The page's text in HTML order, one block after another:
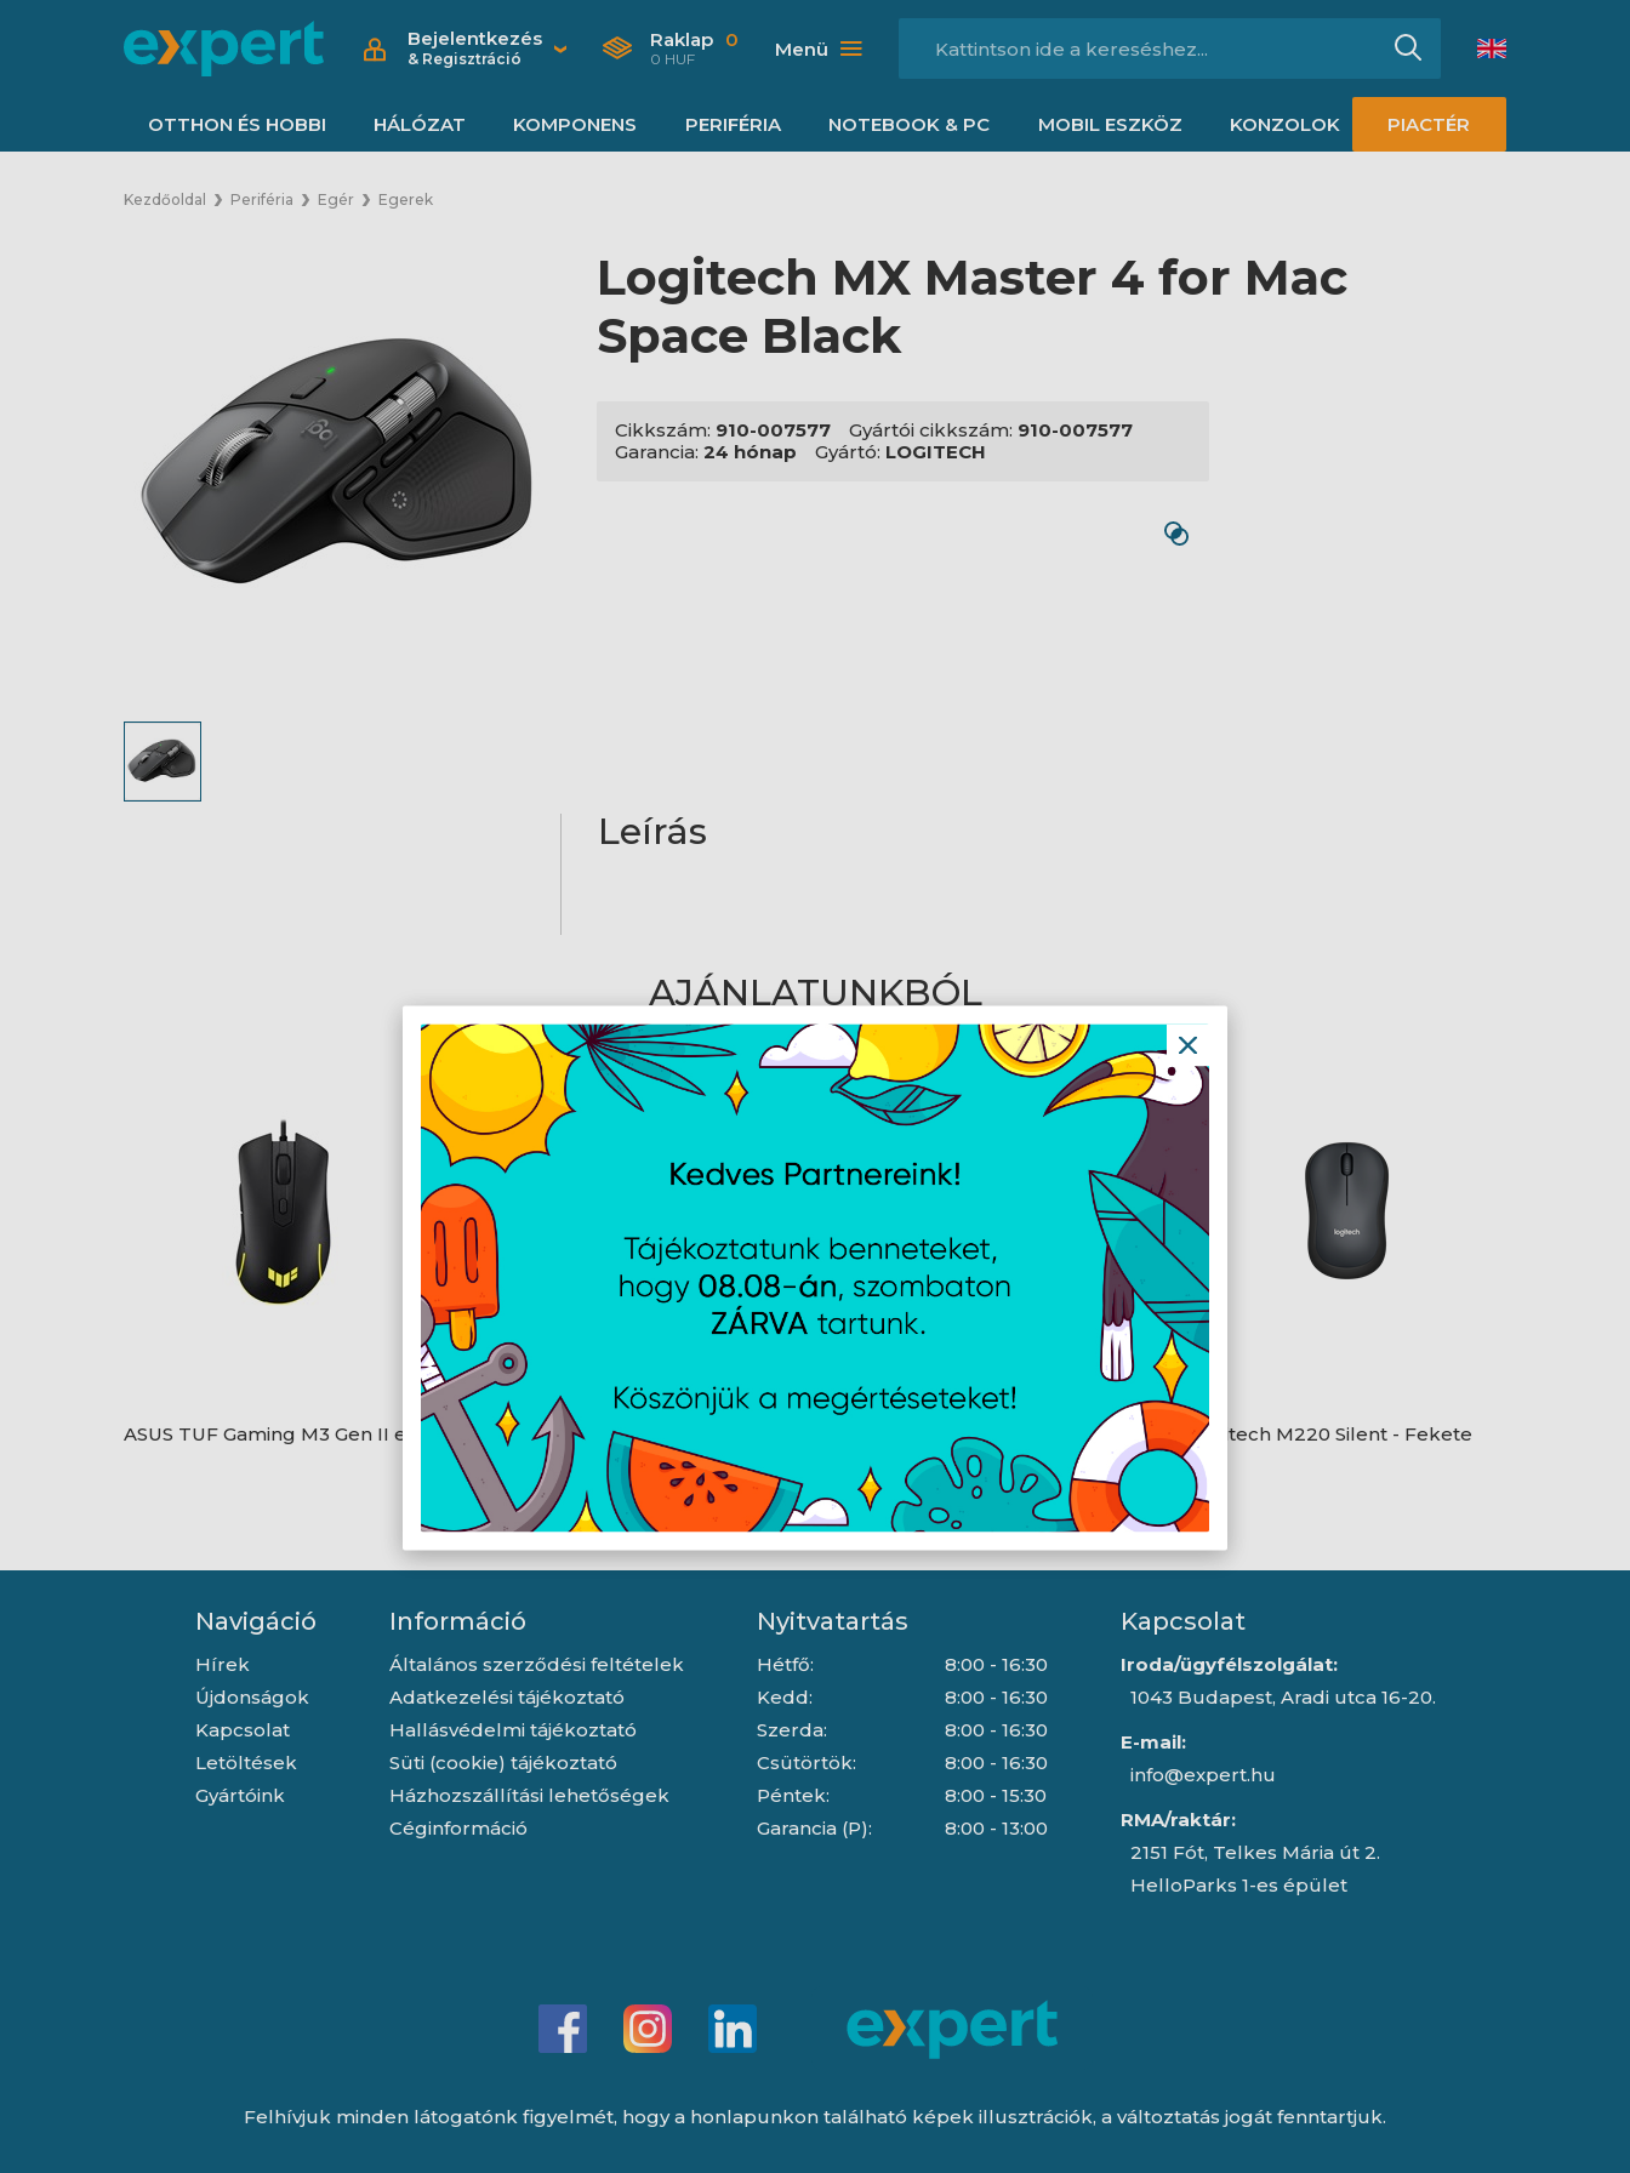
Bejelentkezés
& Regisztráció
Raklap 0
0 HUF Menü
OTTHON ÉS HOBBI HÁLÓZAT KOMPONENS PERIFÉRIA NOTEBOOK & PC MOBIL ESZKÖZ KONZOLOK PIACTÉR
Kezdőoldal Periféria Egér Egerek
Logitech MX Master 4 for Mac
Space Black
Cikkszám: 910-007577 Gyártói cikkszám: 910-007577
Garancia: 24 hónap Gyártó: LOGITECH
Leírás
AJÁNLATUNKBÓL
ASUS TUF Gaming M3 Gen II egér Logitech B110 Silent - Fekete ASUS WT465 - Fekete Logitech M220 Silent - Fekete
Navigáció
Hírek
Újdonságok
Kapcsolat
Letöltések
Gyártóink
Információ
Általános szerződési feltételek
Adatkezelési tájékoztató
Hallásvédelmi tájékoztató
Süti (cookie) tájékoztató
Házhozszállítási lehetőségek
Céginformáció
Nyitvatartás
Hétfő:
Kedd:
Szerda:
Csütörtök:
Péntek:
Garancia (P):
8:00 - 16:30
8:00 - 16:30
8:00 - 16:30
8:00 - 16:30
8:00 - 15:30
8:00 - 13:00
Kapcsolat
Iroda/ügyfélszolgálat:
1043 Budapest, Aradi utca 16-20.
E-mail:
info@expert.hu
RMA/raktár:
2151 Fót, Telkes Mária út 2.
HelloParks 1-es épület
Felhívjuk minden látogatónk figyelmét, hogy a honlapunkon található képek illusztrációk, a változtatás jogát fenntartjuk.